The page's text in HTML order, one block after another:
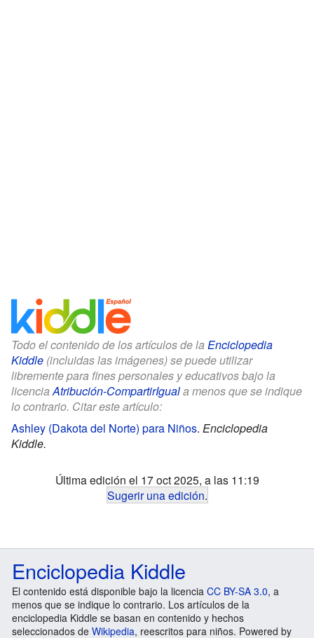
Todo el contenido de los artículos de la Enciclopedia
Kiddle (incluidas las imágenes) se puede utilizar
libremente para fines personales y educativos bajo la
licenciaAtribución-CompartirIguala menos que se indique
lo contrario. Citar este artículo:
Ashley (Dakota del Norte) para Niños. Enciclopedia
Kiddle.
Última edición el 17 oct 2025, a las 11:19
Sugerir una edición.
Enciclopedia Kiddle
El contenido está disponible bajo la licencia CC BY-SA 3.0, a
menos que se indique lo contrario. Los artículos de la
enciclopedia Kiddle se basan en contenido y hechos
seleccionados de Wikipedia, reescritos para niños. Powered by